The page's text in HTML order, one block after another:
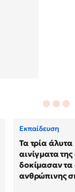
Εκπαίδευση
Τα τρία
αινίγματα
δοκίμασαν τα
ανθρώπινης